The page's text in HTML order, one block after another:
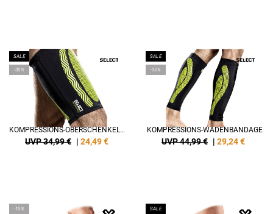
SALE
-30%
KOMPRESSIONS-OBERSCHENKELBANDAGE
UVP 34,99 € | 24,49€
SALE
-35%
KOMPRESSIONS-WADENBANDAGE
UVP 44,99 € | 29,24€
-15% SALE